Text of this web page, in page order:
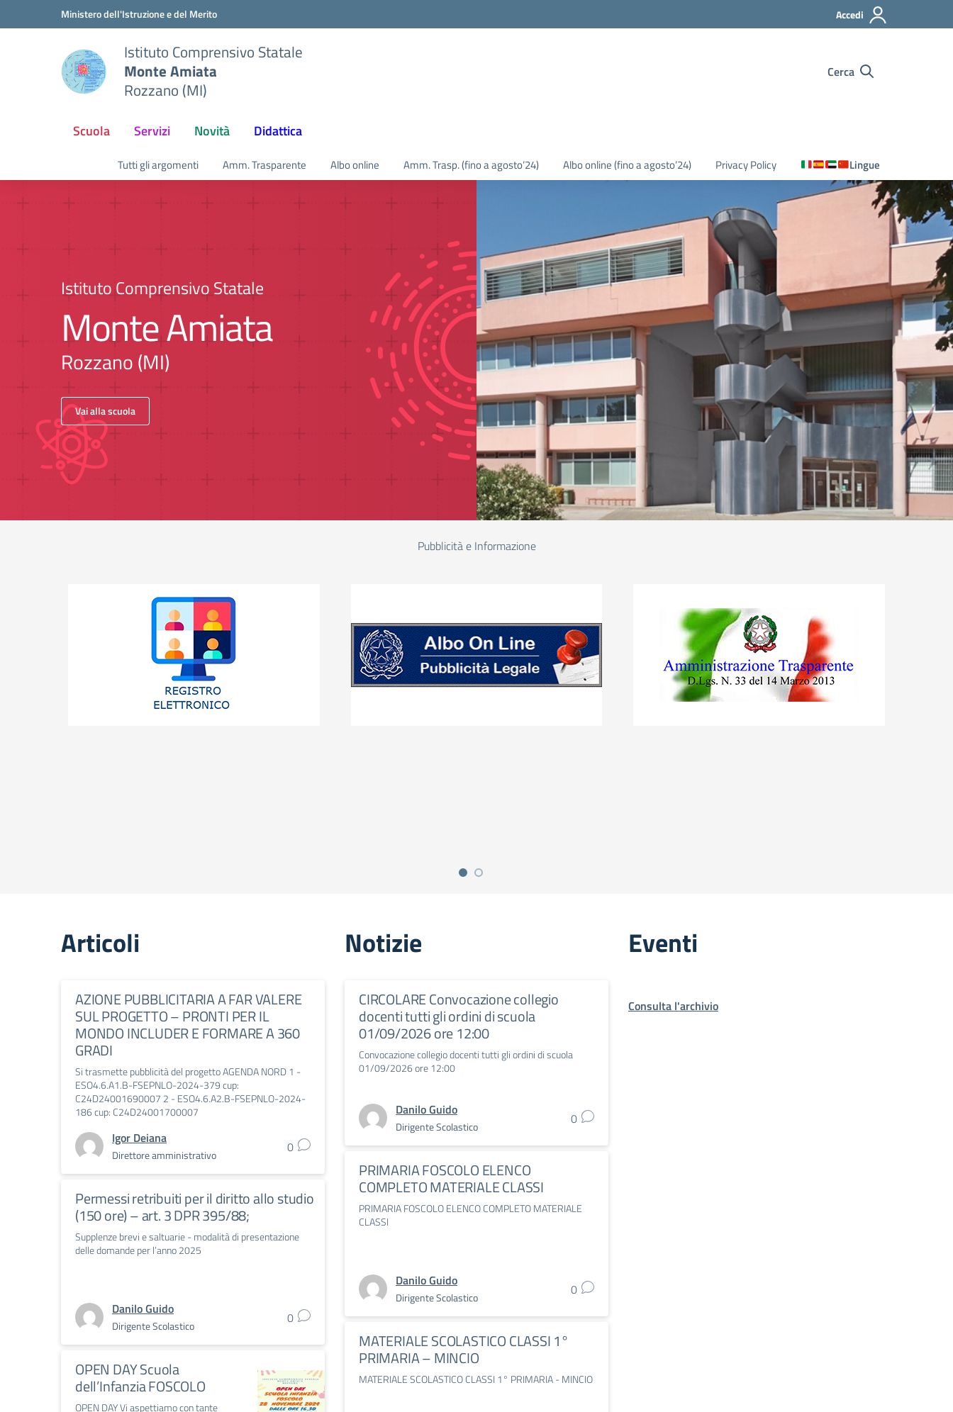
Vai ai contenuti
Vai al menu di navigazioneMinistero dell'Istruzione e del Merito Accedi
Istituto Comprensivo Statale
Monte Amiata
Rozzano (MI)
Cerca
Scuola Servizi Novità Didattica
Tutti gli argomenti Amm. Trasparente Albo online Amm. Trasp. (fino a agosto’24) Albo online (fino a agosto’24) Privacy Policy Lingue
Istituto Comprensivo Statale
Monte Amiata
Rozzano (MI)
Vai alla scuola
Pubblicità e Informazione
Articoli
AZIONE PUBBLICITARIA A FAR VALERE
SUL PROGETTO – PRONTI PER IL
MONDO INCLUDER E FORMARE A 360
GRADI
Si trasmette pubblicità del progetto AGENDA NORD 1 -
ESO4.6.A1.B-FSEPNLO-2024-379 cup:
C24D24001690007 2 - ESO4.6.A2.B-FSEPNLO-2024-
186 cup: C24D24001700007
Igor Deiana
Direttore amministrativo 0
Permessi retribuiti per il diritto allo studio
(150 ore) – art. 3 DPR 395/88;
Supplenze brevi e saltuarie - modalità di presentazione
delle domande per l’anno 2025
Danilo Guido
Dirigente Scolastico 0
OPEN DAY Scuola
dell’Infanzia FOSCOLO
OPEN DAY Vi aspettiamo con tante
Notizie
CIRCOLARE Convocazione collegio
docenti tutti gli ordini di scuola
01/09/2026 ore 12:00
Convocazione collegio docenti tutti gli ordini di scuola
01/09/2026 ore 12:00
Danilo Guido
Dirigente Scolastico 0
PRIMARIA FOSCOLO ELENCO
COMPLETO MATERIALE CLASSI
PRIMARIA FOSCOLO ELENCO COMPLETO MATERIALE
CLASSI
Danilo Guido
Dirigente Scolastico 0
MATERIALE SCOLASTICO CLASSI 1°
PRIMARIA – MINCIO
MATERIALE SCOLASTICO CLASSI 1° PRIMARIA - MINCIO
Eventi
Consulta l'archivio